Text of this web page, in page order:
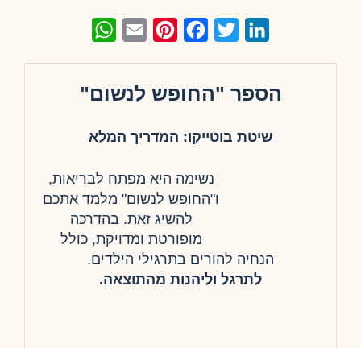
LinkedIn
Twitter
Facebook
Pinterest
Email
WhatsApp
הספר "החופש לנשום"
שיטת בוטייקו: המדריך המלא
נשימה היא מפתח לבריאות,
ו"החופש לנשום" מלמד אתכם
להשיג זאת. בהדרכה
מופורטת ומדויקת, כולל
הנחיה להורים בתרגילי הילדים.
לתרגל וליהנות מהתוצאה.